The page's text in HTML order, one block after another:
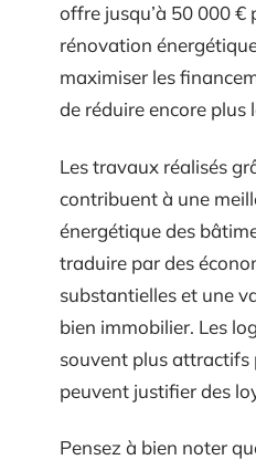
offre jusqu’à 50 000 €
rénovation
maximiser les
de réduire encore plus
Les travaux réalisés
contribuent à une
énergétique des
traduire par des
substantielles et une
bien immobilier. Les
souvent plus attractifs
peuvent justifier des
Pensez à bien noter